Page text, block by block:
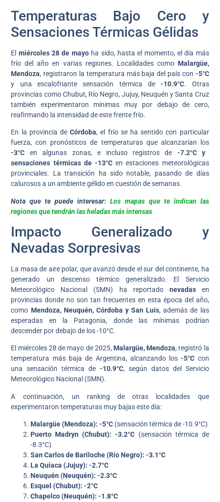
Temperaturas Bajo Cero y
Sensaciones Térmicas Gélidas
El miércoles 28 de mayoha sido, hasta el momento, el día más
frío del año en varias regiones. Localidades como Malargüe,
Mendoza, registraron la temperatura más baja del país con -5°C
y una escalofriante sensación térmica de-10.9°C. Otras
provincias como Chubut, Río Negro, Jujuy, Neuquén y Santa Cruz
también experimentaron mínimas muy por debajo de cero,
reafirmando la intensidad de este frente frío.
En la provincia deCórdoba, el frío se ha sentido con particular
fuerza, con pronósticos de temperaturas que alcanzarían los
-3°C en algunas zonas, e incluso registros de -7.2°C y
sensaciones térmicas de -13°C en estaciones meteorológicas
provinciales. La transición ha sido notable, pasando de días
calurosos a un ambiente gélido en cuestión de semanas.
Nota que te puede interesar: Los mapas que te indican las
regiones que tendrán las heladas más intensas
Impacto Generalizado y
Nevadas Sorpresivas
La masa de aire polar, que avanzó desde el sur del continente, ha
generado un descenso térmico generalizado. El Servicio
Meteorológico Nacional (SMN) ha reportado nevadasen
provincias donde no son tan frecuentes en esta época del año,
como Mendoza, Neuquén, Córdoba y San Luis, además de las
esperadas en la Patagonia, donde las mínimas podrían
descender por debajo de los -10°C.
El miércoles 28 de mayo de 2025, Malargüe, Mendoza, registró la
temperatura más baja de Argentina, alcanzando los-5°C con
una sensación térmica de -10.9°C, según datos del Servicio
Meteorológico Nacional (SMN).
A continuación, un ranking de otras localidades que
experimentaron temperaturas muy bajas este día:
Malargüe (Mendoza): -5°C (sensación térmica de -10.9°C)
Puerto Madryn (Chubut): -3.2°C (sensación térmica de
-8.3°C)
San Carlos de Bariloche (Río Negro): -3.1°C
La Quiaca (Jujuy): -2.7°C
Neuquén (Neuquén): -2.3°C
Esquel (Chubut): -2°C
Chapelco (Neuquén): -1.8°C